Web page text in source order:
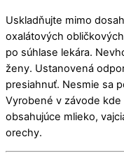
Uskladňujte mimo
oxalátových
po súhlase lekára.
ženy. Ustanovená
presiahnuť. Nesmie sa
Vyrobené v závode kde
obsahujúce mlieko,
orechy.